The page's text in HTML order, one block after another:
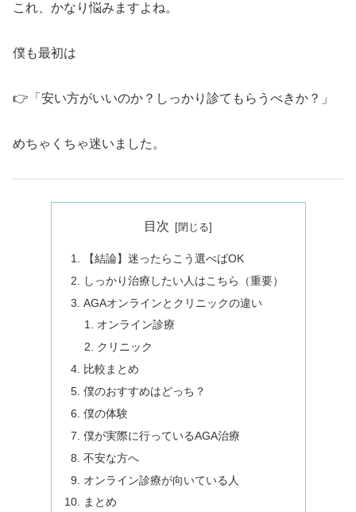
これ、かなり悩みますよね。
僕も最初は
👉「安い方がいいのか？しっかり診てもらうべきか？」
めちゃくちゃ迷いました。
目次
【結論】迷ったらこう選べばOK
しっかり治療したい人はこちら（重要）
AGAオンラインとクリニックの違い
オンライン診療
クリニック
比較まとめ
僕のおすすめはどっち？
僕の体験
僕が実際に行っているAGA治療
不安な方へ
オンライン診療が向いている人
まとめ